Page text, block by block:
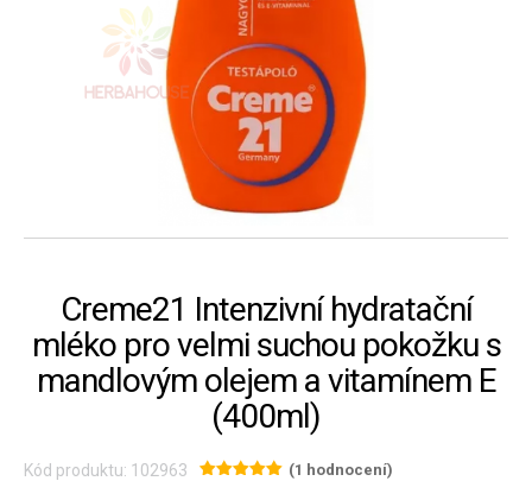
Creme21 Intenzivní hydratační
mléko pro velmi suchou pokožku s
mandlovým olejem a vitamínem E
(400ml)
Kód produktu: 102963 (1 hodnocení)